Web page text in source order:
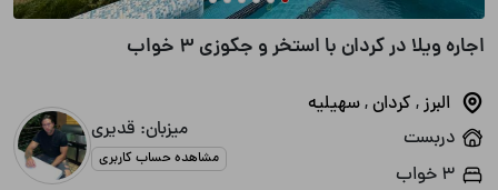
اجاره ویلا در کردان با استخر و جکوزی 3 خواب
البرز, کردان,سهیلیه
دربست
3 خواب
میزبان: قدیری
مشاهده حساب کاربری